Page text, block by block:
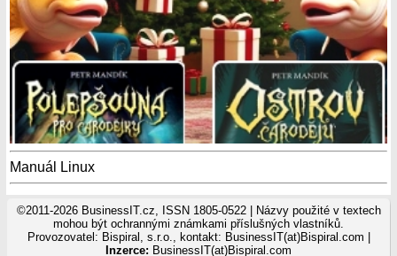
Manuál Linux
©2011-2026 BusinessIT.cz, ISSN 1805-0522 | Názvy použité v textech
mohou být ochrannými známkami příslušných vlastníků.
Provozovatel: Bispiral, s.r.o., kontakt: BusinessIT(at)Bispiral.com |
Inzerce: BusinessIT(at)Bispiral.com